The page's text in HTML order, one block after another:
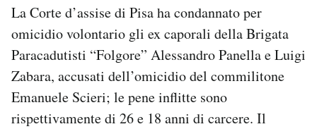
AREA PERSONALE
Newsletter
Notifiche mobile
Regala il Post
La Corte d’assise di Pisa ha condannato per
omicidio volontario gli ex caporali della Brigata
Paracadutisti “Folgore” Alessandro Panella e Luigi
Zabara, accusati dell’omicidio del commilitone
Emanuele Scieri; le pene inflitte sono
rispettivamente di 26 e 18 anni di carcere. Il